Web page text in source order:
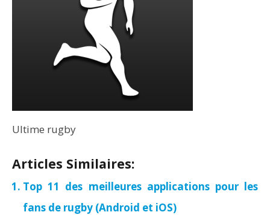
Ultime rugby
Articles Similaires:
Top 11 des meilleures applications pour les
fans de rugby (Android et iOS)